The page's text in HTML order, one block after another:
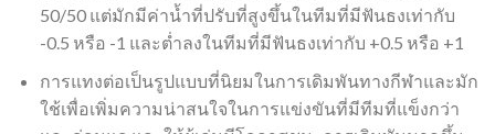
50/50 แต่มักมีค่าน้ำที่ปรับที่สูงขึ้นในทีมที่มีฟันธงเท่ากับ
-0.5 หรือ -1 และต่ำลงในทีมที่มีฟันธงเท่ากับ +0.5 หรือ +1
การแทงต่อเป็นรูปแบบที่นิยมในการเดิมพันทางกีฬาและมัก
ใช้เพื่อเพิ่มความน่าสนใจในการแข่งขันที่มีทีมที่แข็งกว่า